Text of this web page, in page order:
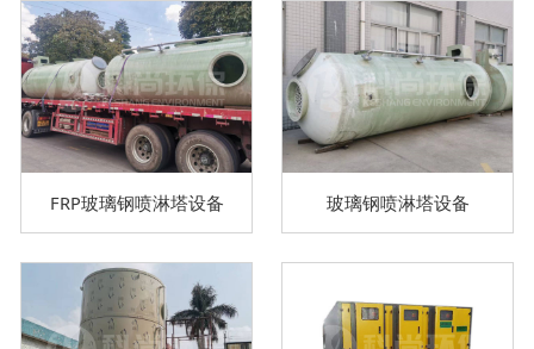
FRP玻璃钢喷淋塔设备 玻璃钢喷淋塔设备